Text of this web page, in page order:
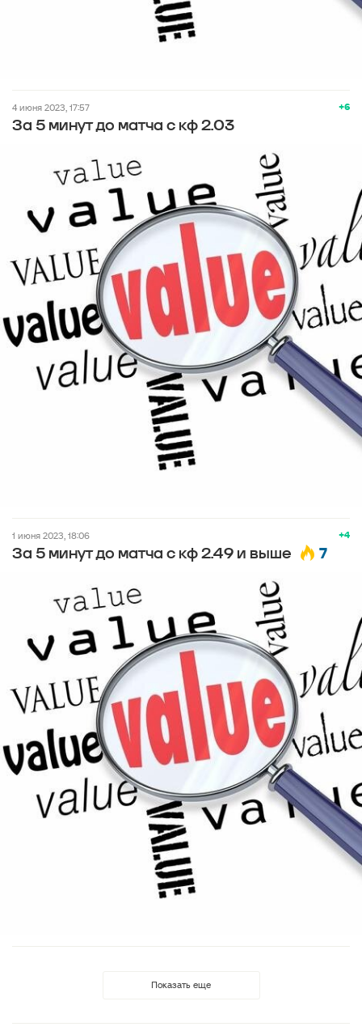
+6
4 июня 2023, 17:57
За 5 минут до матча с кф 2.03
+4
1 июня 2023, 18:06
За 5 минут до матча с кф 2.49 и выше 7
Показать еще